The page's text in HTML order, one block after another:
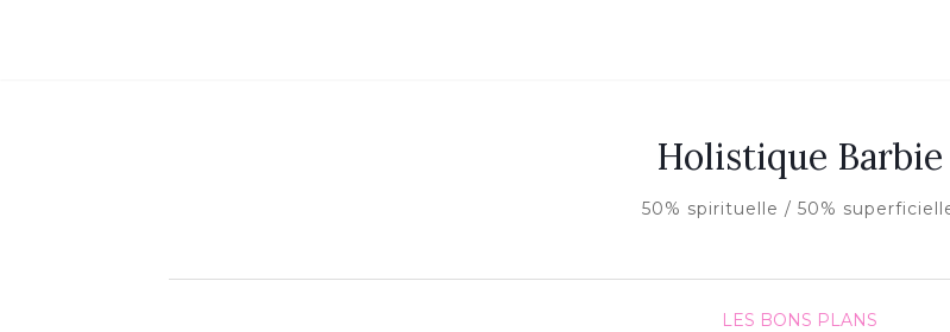
Holistique Barbie
50% spirituelle / 50%
LES BONS PLANS